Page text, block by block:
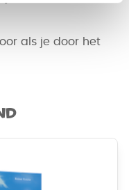
als je door het